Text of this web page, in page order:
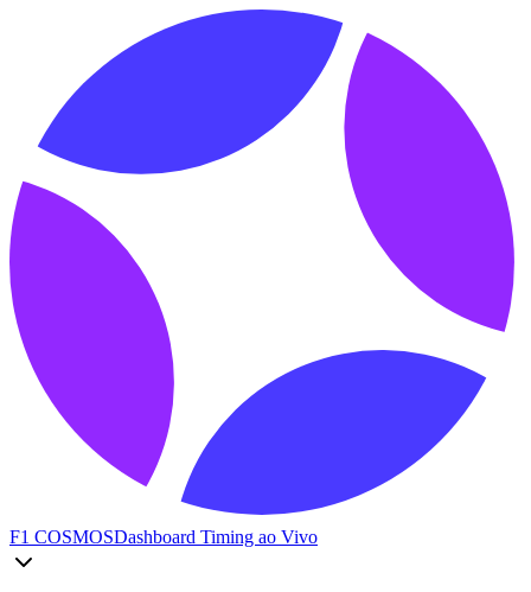
F1 COSMOSDashboard Timing ao Vivo